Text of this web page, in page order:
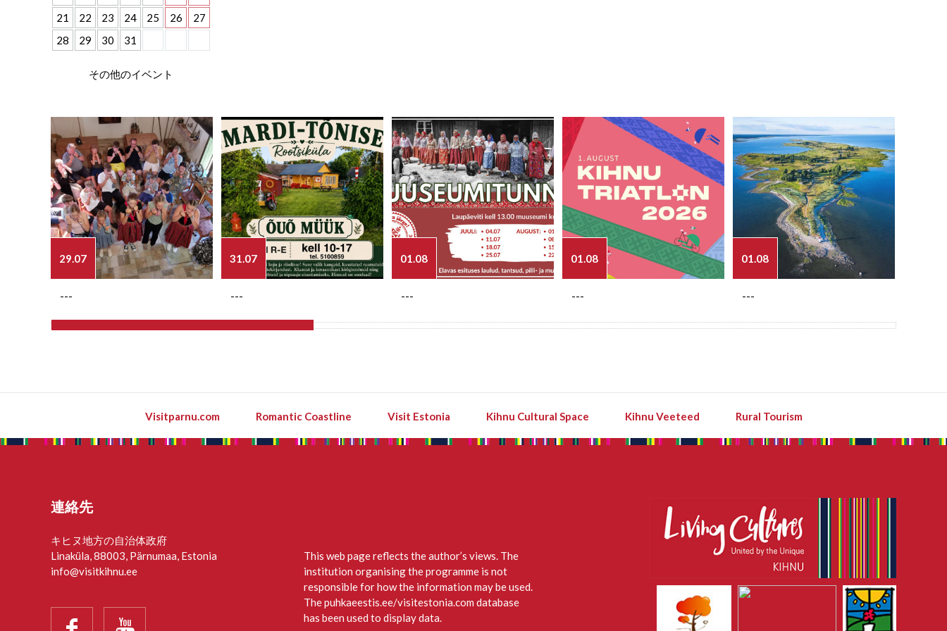
21
22 23 24 25 26
27
28
29 30 31
その他のイベント
29.07
---
31.07
---
01.08
---
01.08
---
01.08
---
Visitparnu.com Romantic Coastline Visit Estonia Kihnu Cultural Space Kihnu Veeteed Rural Tourism
連絡先
キヒヌ地方の自治体政府
Linaküla, 88003, Pärnumaa, Estonia
info@visitkihnu.ee
This web page reflects the author’s views. The
institution organising the programme is not
responsible for how the information may be used.
The puhkaeestis.ee/visitestonia.com database
has been used to display data.